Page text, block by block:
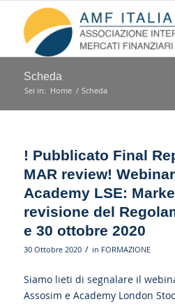
Scheda
Sei in: Home / Scheda
! Pubblicato Final
MAR review!
Academy LSE:
revisione del
e 30 ottobre 2020
30 Ottobre 2020 / in FORMAZIONE
Siamo lieti di segnalare il
Assosim e Academy London